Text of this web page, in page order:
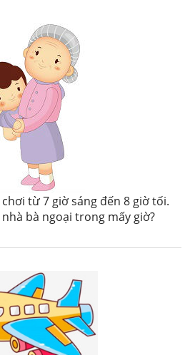
từ 7 giờ sáng đến 8 giờ tối.
bà ngoại trong mấy giờ?